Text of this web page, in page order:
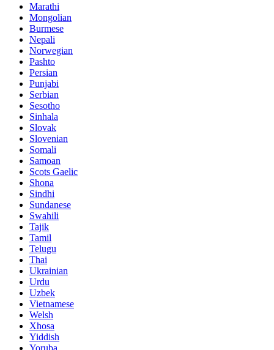
Marathi
Mongolian
Burmese
Nepali
Norwegian
Pashto
Persian
Punjabi
Serbian
Sesotho
Sinhala
Slovak
Slovenian
Somali
Samoan
Scots Gaelic
Shona
Sindhi
Sundanese
Swahili
Tajik
Tamil
Telugu
Thai
Ukrainian
Urdu
Uzbek
Vietnamese
Welsh
Xhosa
Yiddish